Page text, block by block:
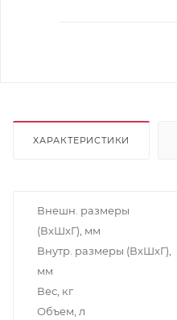
ХАРАКТЕРИСТИКИ
Внешн. размеры
(ВxШxГ), мм
Внутр. размеры (ВxШxГ),
мм
Вес, кг
Объем, л